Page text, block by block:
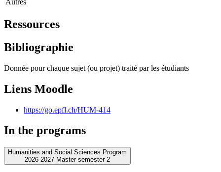
Autres
Ressources
Bibliographie
Donnée pour chaque sujet (ou projet) traité par les étudiants
Liens Moodle
https://go.epfl.ch/HUM-414
In the programs
Humanities and Social Sciences Program
2026-2027 Master semester 2